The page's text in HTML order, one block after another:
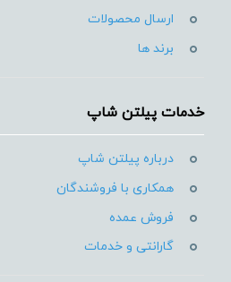
ارسال محصولات
برند ها
خدمات پیلتن شاپ
درباره پیلتن شاپ
همکاری با فروشندگان
فروش عمده
گارانتی و خدمات